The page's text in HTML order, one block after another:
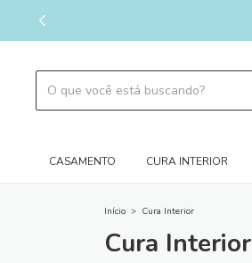
CASAMENTO CURA INTERIOR
Início > Cura Interior
Cura Interior